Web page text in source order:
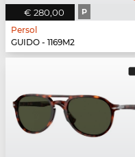
€ 280,00 P
Persol
GUIDO - 1169M2